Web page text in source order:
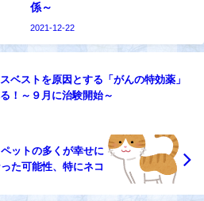
係～
2021-12-22
スベストを原因とする「がんの特効薬」
！～９月に治験開始～
ットの多くが幸せに
た可能性、特にネコ